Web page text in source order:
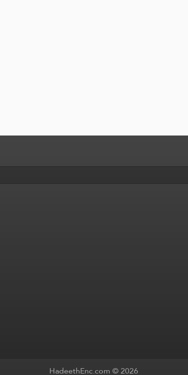
HadeethEnc.com © 2026